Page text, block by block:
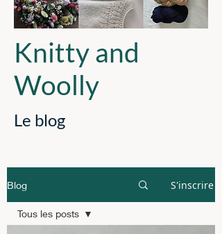
Knitty and
Woolly
Le blog
Blog S'inscrire
Tous les posts